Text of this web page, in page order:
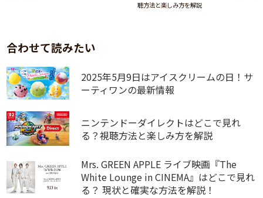
聴方法と楽しみ方を解説
合わせて読みたい
2025年5月9日はアイスクリームの日！サ
ーティワンの最新情報
ニンテンドーダイレクトはどこで見れ
る？視聴方法と楽しみ方を解説
Mrs. GREEN APPLE ライブ映画『The
White Lounge in CINEMA』はどこで見れ
る？ 現状と確実な方法を解説！